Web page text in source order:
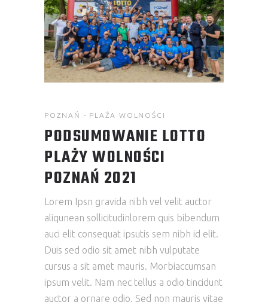
POZNAŃ - PLAŻA WOLNOŚCI
PODSUMOWANIE LOTTO
PLAŻY WOLNOŚCI
POZNAŃ 2021
Lorem Ipsn gravida nibh vel velit auctor
aliqunean sollicitudinlorem quis bibendum
auci elit consequat ipsutis sem nibh id elit.
Duis sed odio sit amet nibh vulputate
cursus a sit amet mauris. Morbiaccumsan
ipsum velit. Nam nec tellus a odio tincidunt
auctor a ornare odio. Sed non mauris vitae